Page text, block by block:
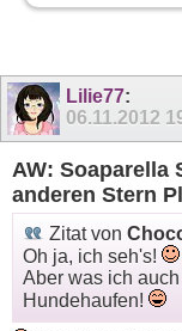
Lilie77:
06.11.2012
AW: Soaparella
anderen Stern
Zitat von
Oh ja, ich seh's!
Aber was ich
Hundehaufen!